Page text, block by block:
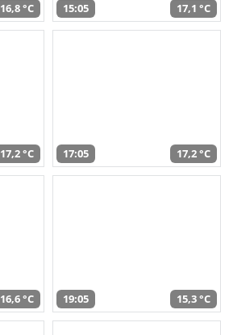
16,8 °C 15:05 17,1 °C
17,2 °C 17:05 17,2 °C
16,6 °C 19:05 15,3 °C